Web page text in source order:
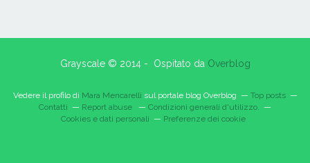
Grayscale © 2014 - Ospitato da Overblog
Vedere il profilo di Mara Mencarelli sul portale blog Overblog
Top posts
Contatti
Report abuse
Condizioni generali d'utilizzo.
Cookies e dati personali
Preferenze dei cookie